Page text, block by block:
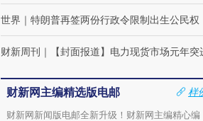
世界 ｜ 特朗普再签两份行政令限制出生公民权
财新周刊 ｜ 【封面报道】电力现货市场元年突
财新网主编精选版电邮
样
财新网新闻版电邮全新升级！财新网主编精心编